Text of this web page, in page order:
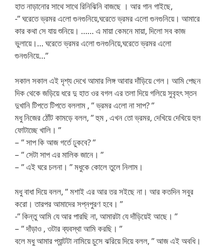
হাত নাড়ানোর সাথে সাথে রিনিঝিনি বাজছে । আর গান গাইছে,
-” ঘরেতে ভ্রমর এলো গুনগুনিয়ে,ঘরেতে ভ্রমর এলো গুনগুনিয়ে। আমারে
কার কথা সে যায় শুনিয়ে। …… এ মায়া কেমনে মায়া, দিলো সব কাজ
ভুলায়ে।… ঘরেতে ভ্রমর এলো গুনগুনিয়ে,ঘরেতে ভ্রমর এলো
গুনগুনিয়ে…”
সকাল সকাল এই দৃশ্য দেখে আমার লিঙ্গ আবার দাঁড়িয়ে গেল। আমি পেছন
দিক থেকে জড়িয়ে ধরে দু হাত ওর বগল এর তলা দিয়ে গলিয়ে সুবৃহৎ স্তন
দুখানি টিপতে টিপতে বললাম , ” ভ্রমর এলো না সাপ? ”
মধু নিজের ঠোঁট কামড়ে বলল, ” হুম , এখন তো ভ্রমর, দেখিয়ে দেখিয়ে হুল
ফোটাচ্ছে খালি। ”
– ” সাপ কি আজ গর্তে ঢুকবে? ”
– ” সেটা সাপ এর মালিক জানে। ”
– ” এই ঘরে চলনা। ” মধুকে কোলে তুলে নিলাম।
মধু বাধা দিয়ে বলল, ” মশাই এর আর তর সইছে না। আর কতদিন সবুর
করো। তারপর আমাদের সপ্নপুরণ হবে। ”
-” কিন্তু আমি যে আর পারছি না, আমারটা যে দাঁড়িয়েই আছে। ”
– ” দাঁড়াও , ওটার ব্যবস্থা আমি করছি। ”
বলে মধু আমার প্যান্টটা নামিয়ে চুসে ঝরিয়ে দিয়ে বলল, ” আজ এই অবধি।